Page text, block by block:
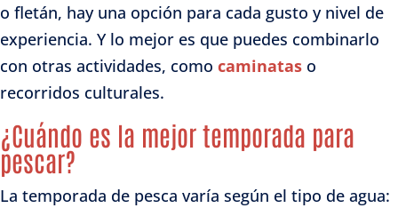
o fletán, hay una opción para cada gusto y nivel de
experiencia. Y lo mejor es que puedes combinarlo
con otras actividades, como caminatas o
recorridos culturales.
¿Cuándo es la mejor temporada para
pescar?
La temporada de pesca varía según el tipo de agua: